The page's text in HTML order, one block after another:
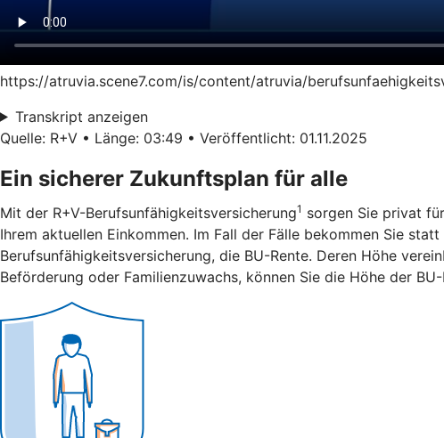
https://atruvia.scene7.com/is/content/atruvia/
Transkript anzeigen
Quelle: R+V • Länge: 03:49 • Veröffentlicht: 01.11.2025
Ein sicherer Zukunftsplan für alle
Mit der R+V-Berufsunfähigkeitsversicherung1 sorgen Sie privat
Ihrem aktuellen Einkommen. Im Fall der Fälle bekommen Sie
Berufsunfähigkeitsversicherung, die BU-Rente. Deren Höhe
Beförderung oder Familienzuwachs, können Sie die Höhe der BU-